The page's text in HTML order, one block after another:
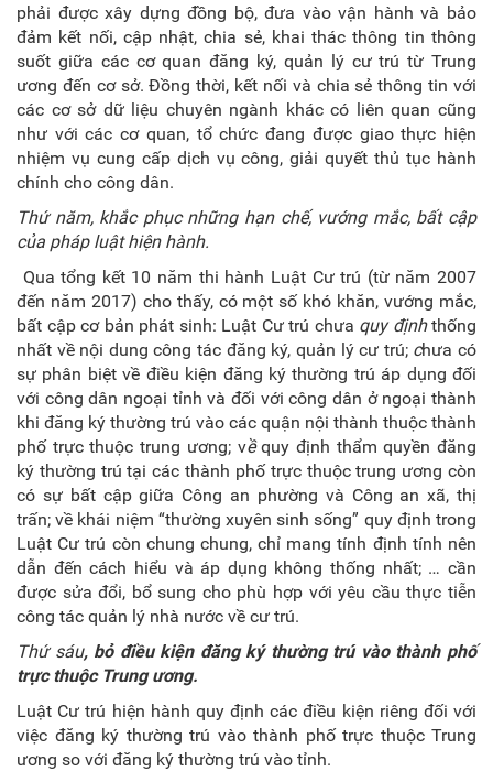
phải được xây dựng đồng bộ, đưa vào vận hành và bảo
đảm kết nối, cập nhật, chia sẻ, khai thác thông tin thông
suốt giữa các cơ quan đăng ký, quản lý cư trú từ Trung
ương đến cơ sở. Đồng thời, kết nối và chia sẻ thông tin với
các cơ sở dữ liệu chuyên ngành khác có liên quan cũng
như với các cơ quan, tổ chức đang được giao thực hiện
nhiệm vụ cung cấp dịch vụ công, giải quyết thủ tục hành
chính cho công dân.
Thứ năm, khắc phục những hạn chế, vướng mắc, bất cập
của pháp luật hiện hành.
Qua tổng kết 10 năm thi hành Luật Cư trú (từ năm 2007
đến năm 2017) cho thấy, có một số khó khăn, vướng mắc,
bất cập cơ bản phát sinh: Luật Cư trú chưa quy địnhthống
nhất về nội dung công tác đăng ký, quản lý cư trú; chưa có
sự phân biệt về điều kiện đăng ký thường trú áp dụng đối
với công dân ngoại tỉnh và đối với công dân ở ngoại thành
khi đăng ký thường trú vào các quận nội thành thuộc thành
phố trực thuộc trung ương; vềquy định thẩm quyền đăng
ký thường trú tại các thành phố trực thuộc trung ương còn
có sự bất cập giữa Công an phường và Công an xã, thị
trấn; về khái niệm “thường xuyên sinh sống” quy định trong
Luật Cư trú còn chung chung, chỉ mang tính định tính nên
dẫn đến cách hiểu và áp dụng không thống nhất; … cần
được sửa đổi, bổ sung cho phù hợp với yêu cầu thực tiễn
công tác quản lý nhà nước về cư trú.
Thứ sáu, bỏ điều kiện đăng ký thường trú vào thành phố
trực thuộc Trung ương.
Luật Cư trú hiện hành quy định các điều kiện riêng đối với
việc đăng ký thường trú vào thành phố trực thuộc Trung
ương so với đăng ký thường trú vào tỉnh.